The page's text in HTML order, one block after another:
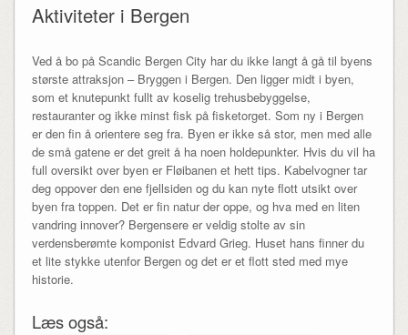
Aktiviteter i Bergen
Ved å bo på Scandic Bergen City har du ikke langt å gå til byens
største attraksjon – Bryggen i Bergen. Den ligger midt i byen,
som et knutepunkt fullt av koselig trehusbebyggelse,
restauranter og ikke minst fisk på fisketorget. Som ny i Bergen
er den fin å orientere seg fra. Byen er ikke så stor, men med alle
de små gatene er det greit å ha noen holdepunkter. Hvis du vil ha
full oversikt over byen er Fløibanen et hett tips. Kabelvogner tar
deg oppover den ene fjellsiden og du kan nyte flott utsikt over
byen fra toppen. Det er fin natur der oppe, og hva med en liten
vandring innover? Bergensere er veldig stolte av sin
verdensberømte komponist Edvard Grieg. Huset hans finner du
et lite stykke utenfor Bergen og det er et flott sted med mye
historie.
Læs også: